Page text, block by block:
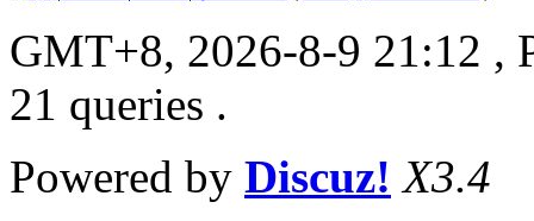
GMT+8, 2026-8-9 21:12 ,
21 queries .
Powered by Discuz! X3.4